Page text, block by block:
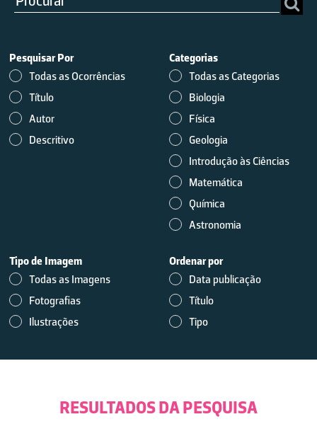
Pesquisar Por
Todas as Ocorrências
Título
Autor
Descritivo
Categorias
Todas as Categorias
Biologia
Física
Geologia
Introdução às Ciências
Matemática
Química
Astronomia
Tipo de Imagem
Todas as Imagens
Fotografias
Ilustrações
Ordenar por
Data publicação
Título
Tipo
RESULTADOS DA PESQUISA